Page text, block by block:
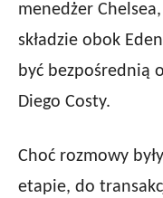
menedżer
składzie obok
być bezpośrednią
Diego Costy.
Choć rozmowy
etapie, do